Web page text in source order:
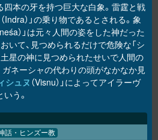
四本の牙を持つ巨大な白象。雷霆と戦
（Indra）」の乗り物であるとされる。象
）」は元々人間の姿をした神だった
いて、見つめられるだけで危険な「シ
土星の神に見つめられたせいで人間の
ネーシャの代わりの頭がなかなか見
シュヌ（Visnu）」によってアイラーヴ
う。
話・ヒンズー教